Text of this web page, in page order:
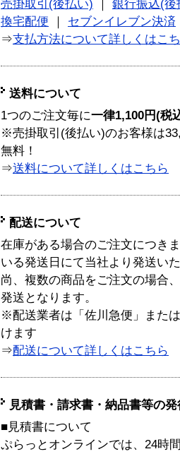
売掛取引(後払い)
銀行振込(後
換宅配便
セブンイレブン決済
⇒支払方法について詳しくはこ
送料について
1つのご注文毎に一律1,100円(税
※売掛取引(後払い)のお客様は
無料！
⇒送料について詳しくはこちら
配送について
在庫がある場合のご注文につき
いる発送日にて当社より発送い
尚、複数の商品をご注文の場合
発送となります。
※配送業者は「佐川急便」また
けます
⇒配送について詳しくはこちら
見積書・請求書・納品書等の
■見積書について
ぷらっとオンラインでは、24時